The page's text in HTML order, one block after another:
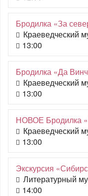
Бродилка «За
Краеведческий
13:00
Бродилка «Да
Краеведческий
13:00
НОВОЕ Бродилка
Краеведческий
13:00
Экскурсия
Литературный
14:00